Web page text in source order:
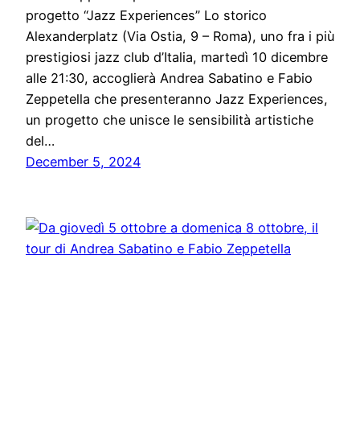
progetto “Jazz Experiences” Lo storico
Alexanderplatz (Via Ostia, 9 – Roma), uno fra i più
prestigiosi jazz club d’Italia, martedì 10 dicembre
alle 21:30, accoglierà Andrea Sabatino e Fabio
Zeppetella che presenteranno Jazz Experiences,
un progetto che unisce le sensibilità artistiche
del…
December 5, 2024